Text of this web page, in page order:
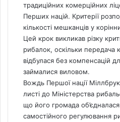
традиційних комерційних
Перших націй. Критерії
кількості мешканців у
Цей крок викликав різку
рибалок, оскільки передача
відбулася без компенсацій
займалися виловом.
Вождь Першої нації
листі до Міністерства
що його громада
самостійного регулювання